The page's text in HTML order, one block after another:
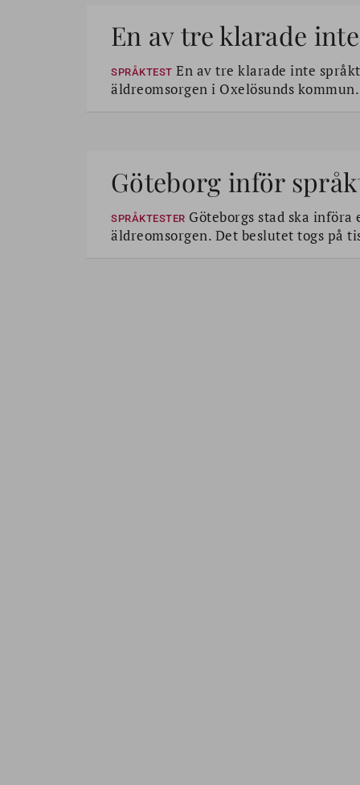
En av tre klarade
SPRÅKTEST En av tre klarade inte
äldreomsorgen i Oxelösunds kommun.
Göteborg inför
SPRÅKTESTER Göteborgs stad ska
äldreomsorgen. Det beslutet togs på